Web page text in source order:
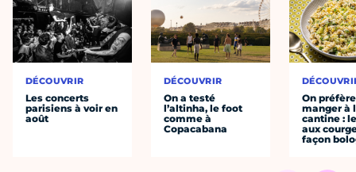
DÉCOUVRIR
Les concerts
parisiens à voir en
août
DÉCOUVRIR
On a testé
l’altinha, le foot
comme à
Copacabana
On préfère
manger à
cantine :
aux
façon